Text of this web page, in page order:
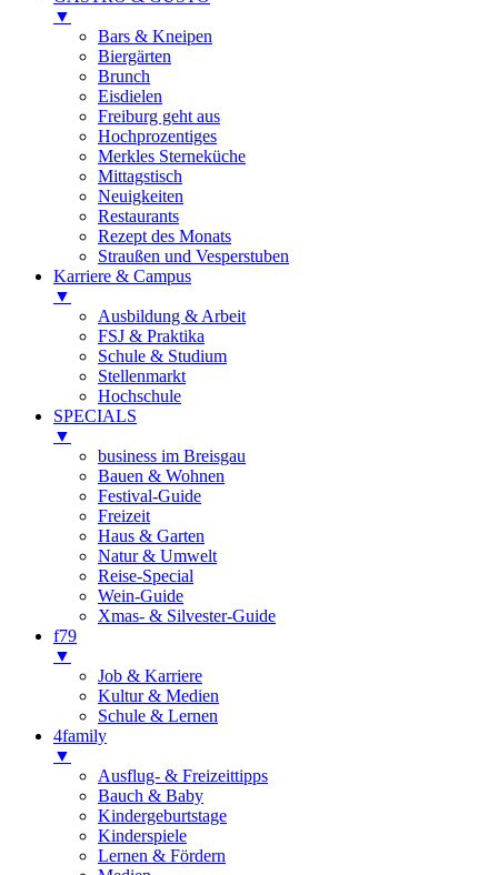
▼
Bars & Kneipen
Biergärten
Brunch
Eisdielen
Freiburg geht aus
Hochprozentiges
Merkles Sterneküche
Mittagstisch
Neuigkeiten
Restaurants
Rezept des Monats
Straußen und Vesperstuben
Karriere & Campus
▼
Ausbildung & Arbeit
FSJ & Praktika
Schule & Studium
Stellenmarkt
Hochschule
SPECIALS
▼
business im Breisgau
Bauen & Wohnen
Festival-Guide
Freizeit
Haus & Garten
Natur & Umwelt
Reise-Special
Wein-Guide
Xmas- & Silvester-Guide
f79
▼
Job & Karriere
Kultur & Medien
Schule & Lernen
4family
▼
Ausflug- & Freizeittipps
Bauch & Baby
Kindergeburtstage
Kinderspiele
Lernen & Fördern